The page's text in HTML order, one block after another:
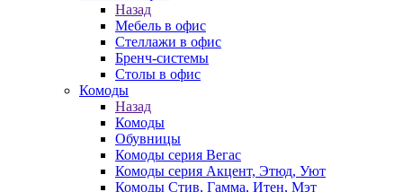
Назад
Мебель в офис
Стеллажи в офис
Бренч-системы
Столы в офис
Комоды
Назад
Комоды
Обувницы
Комоды серия Вегас
Комоды серия Акцент, Этюд, Уют
Комоды Стив, Гамма, Итен, Мэт